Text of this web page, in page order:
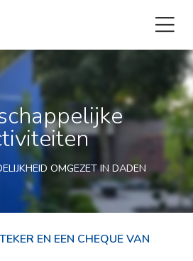
OMGEZET IN DADEN
EN EEN CHEQUE VAN